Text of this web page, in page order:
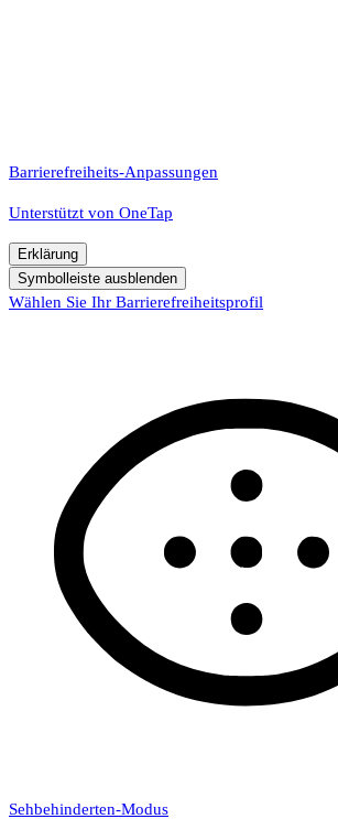
Barrierefreiheits-Anpassungen
Unterstützt von OneTap
Erklärung
Symbolleiste ausblenden
Wählen Sie Ihr Barrierefreiheitsprofil
Sehbehinderten-Modus